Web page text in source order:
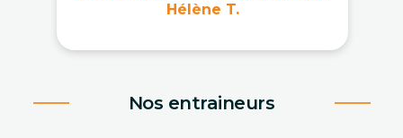
Hélène T.
Nos entraineurs